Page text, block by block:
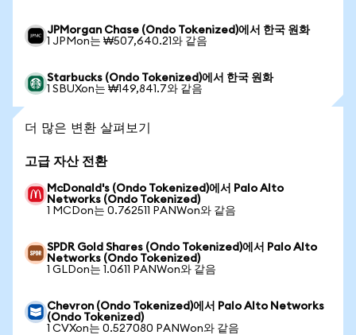
JPMorgan Chase (Ondo Tokenized)에서 한국 원화
1 JPMon는 ₩507,640.21와 같음
Starbucks (Ondo Tokenized)에서 한국 원화
1 SBUXon는 ₩149,841.7와 같음
더 많은 변환 살펴보기
고급 자산 전환
McDonald's (Ondo Tokenized)에서 Palo Alto
Networks (Ondo Tokenized)
1 MCDon는 0.762511 PANWon와 같음
SPDR Gold Shares (Ondo Tokenized)에서 Palo Alto
Networks (Ondo Tokenized)
1 GLDon는 1.0611 PANWon와 같음
Chevron (Ondo Tokenized)에서 Palo Alto Networks
(Ondo Tokenized)
1 CVXon는 0.527080 PANWon와 같음